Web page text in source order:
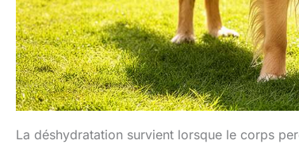
La déshydratation survient lorsque le corps